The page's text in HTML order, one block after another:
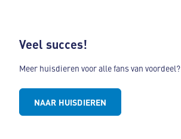
Veel succes!
Meer huisdieren voor alle fans van voordeel?
NAAR HUISDIEREN